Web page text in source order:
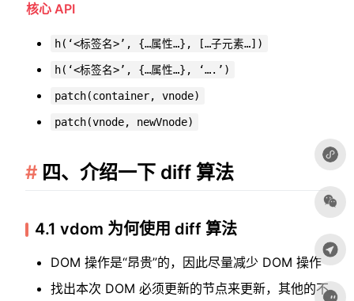
核心 API
h(‘<标签名>’, {…属性…}, […子元素…])
h(‘<标签名>’, {…属性…}, ‘….’)
patch(container, vnode)
patch(vnode, newVnode)
四、介绍一下 diff 算法
4.1 vdom 为何使用 diff 算法
DOM 操作是“昂贵”的，因此尽量减少 DOM 操作
找出本次 DOM 必须更新的节点来更新，其他的不